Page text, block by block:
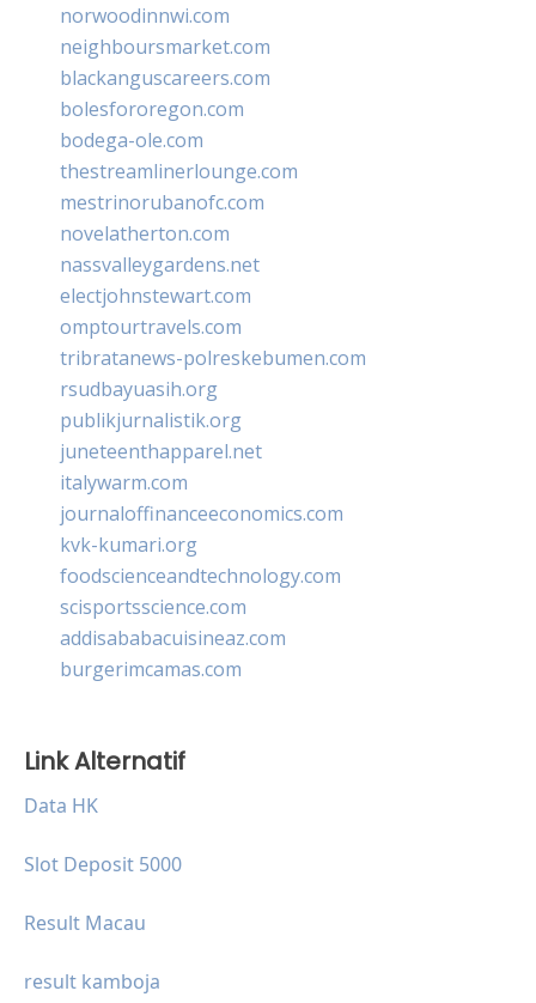
norwoodinnwi.com
neighboursmarket.com
blackanguscareers.com
bolesfororegon.com
bodega-ole.com
thestreamlinerlounge.com
mestrinorubanofc.com
novelatherton.com
nassvalleygardens.net
electjohnstewart.com
omptourtravels.com
tribratanews-polreskebumen.com
rsudbayuasih.org
publikjurnalistik.org
juneteenthapparel.net
italywarm.com
journaloffinanceeconomics.com
kvk-kumari.org
foodscienceandtechnology.com
scisportsscience.com
addisababacuisineaz.com
burgerimcamas.com
Link Alternatif
Data HK
Slot Deposit 5000
Result Macau
result kamboja